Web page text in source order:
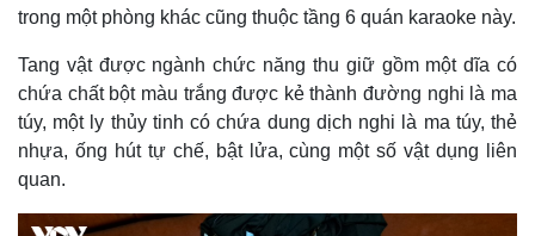
Thế giới
Cuộc sống đó đây
Multimedia
Ảnh
trong một phòng khác cũng thuộc tầng 6 quán karaoke này.
Tang vật được ngành chức năng thu giữ gồm một dĩa có
chứa chất bột màu trắng được kẻ thành đường nghi là ma
túy, một ly thủy tinh có chứa dung dịch nghi là ma túy, thẻ
nhựa, ống hút tự chế, bật lửa, cùng một số vật dụng liên
quan.